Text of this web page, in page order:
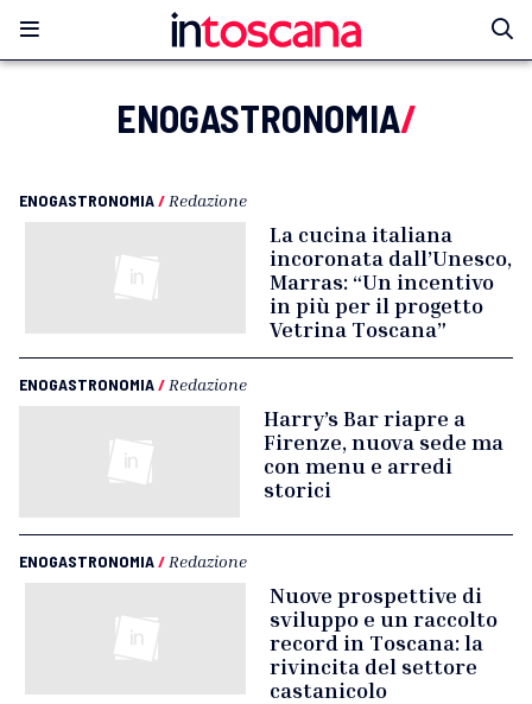
ENOGASTRONOMIA/
ENOGASTRONOMIA/ Redazione
La cucina italiana
incoronata dall’Unesco,
Marras: “Un incentivo
in più per il progetto
Vetrina Toscana”
ENOGASTRONOMIA/ Redazione
Harry’s Bar riapre a
Firenze, nuova sede ma
con menu e arredi
storici
ENOGASTRONOMIA/ Redazione
Nuove prospettive di
sviluppo e un raccolto
record in Toscana: la
rivincita del settore
castanicolo